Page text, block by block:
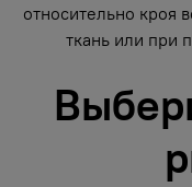
относительно кроя
ткань или при